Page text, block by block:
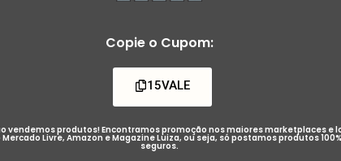
Copie o Cupom:
15VALE
vendemos produtos! Encontramos promoção nos maiores marketplaces e
Livre, Amazon e Magazine Luiza, ou seja, só postamos produtos 100%
seguros.